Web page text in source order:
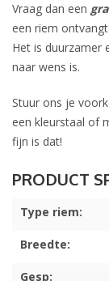
Vraag dan een
een riem
Het is duurzamer
naar wens is.
Stuur ons je
een kleurstaal of
fijn is dat!
Type riem:
Breedte:
Gesp: